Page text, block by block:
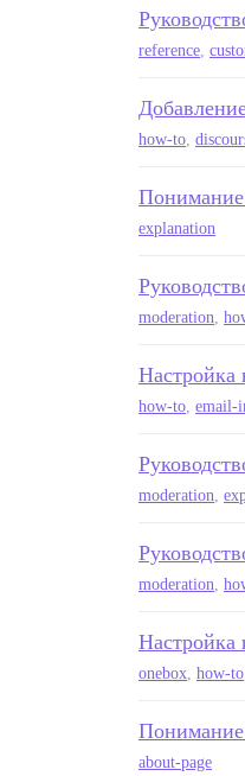
reference,
how-to,
explanation
moderation,
Настройка
how-to, email-
moderation,
moderation,
Настройка
onebox, how-to
Понимание
about-page